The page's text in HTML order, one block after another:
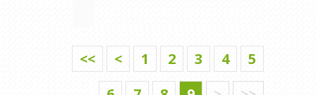
<< < 1 2 3 4
5